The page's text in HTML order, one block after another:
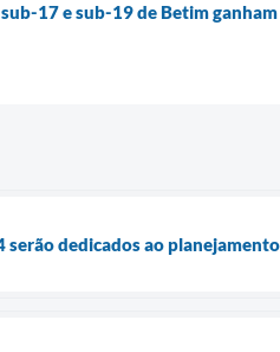
17 e sub-19 de Betim
serão dedicados ao